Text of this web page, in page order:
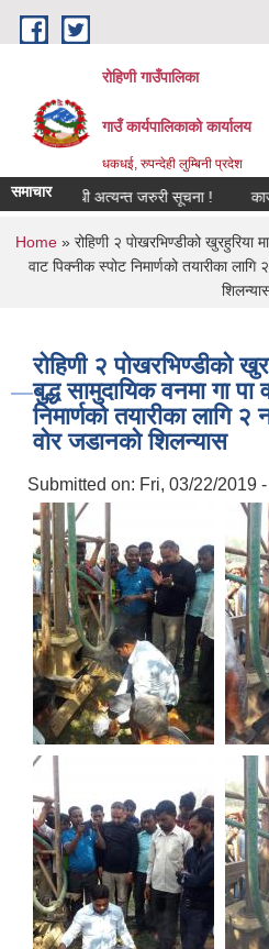
Skip to main content
रोहिणी गाउँपालिका
गाउँ कार्यपालिकाको कार्यालय
धकधई, रुपन्देही लुम्बिनी प्रदेश
समाचार
सम्बन्धी अत्यन्त जरुरी सूचना ! काजमा
You are here
Home» रोहिणी २ पाेखरभिण्डीको खुरहुरिया
वाट पिक्नीक स्पोट निमार्णको तयारीका
रोहिणी २ पाेखरभिण्डीको
बुद्ध सामुदायिक वनमा गा‌‍ पा
निमार्णको तयारीका लागि
वाेर जडानको शिलन्यास
Submitted on: Fri, 03/22/2019